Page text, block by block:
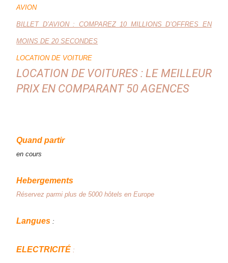
AVION
BILLET D’AVION : COMPAREZ 10 MILLIONS D’OFFRES EN
MOINS DE 20 SECONDES
LOCATION DE VOITURE
LOCATION DE VOITURES : LE MEILLEUR
PRIX EN COMPARANT 50 AGENCES
Quand partir
en cours
Hebergements
Réservez parmi plus de 5000 hôtels en Europe
Langues :
ELECTRICITÉ :